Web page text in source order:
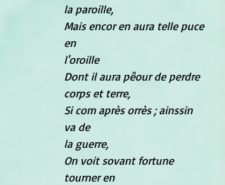
la paroille,
Mais encor en aura telle puce
en
l'oroille
Dont il aura pêour de perdre
corps et terre,
Si com après orrès ; ainssin
va de
la guerre,
On voit sovant fortune
tourner en